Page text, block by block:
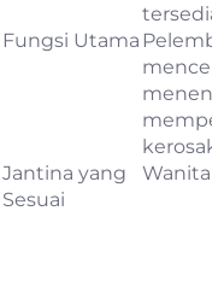
tersedia
Fungsi Utama
Jantina yang
Sesuai
Wanita